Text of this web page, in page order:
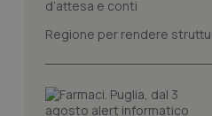
Regione per rendere